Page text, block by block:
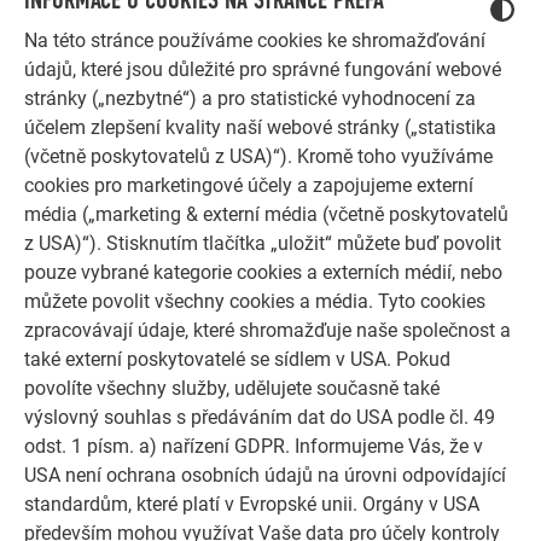
Na této stránce používáme cookies ke shromažďování
údajů, které jsou důležité pro správné fungování webové
stránky („nezbytné“) a pro statistické vyhodnocení za
účelem zlepšení kvality naší webové stránky („statistika
(včetně poskytovatelů z USA)“). Kromě toho využíváme
cookies pro marketingové účely a zapojujeme externí
média („marketing & externí média (včetně poskytovatelů
z USA)“). Stisknutím tlačítka „uložit“ můžete buď povolit
pouze vybrané kategorie cookies a externích médií, nebo
můžete povolit všechny cookies a média. Tyto cookies
zpracovávají údaje, které shromažďuje naše společnost a
také externí poskytovatelé se sídlem v USA. Pokud
povolíte všechny služby, udělujete současně také
výslovný souhlas s předáváním dat do USA podle čl. 49
odst. 1 písm. a) nařízení GDPR. Informujeme Vás, že v
USA není ochrana osobních údajů na úrovni odpovídající
standardům, které platí v Evropské unii. Orgány v USA
především mohou využívat Vaše data pro účely kontroly
PŘÍKLADY POKLÁDKY